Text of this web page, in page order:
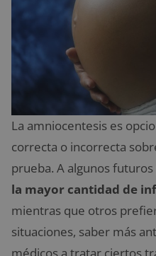
La amniocentesis es
correcta o incorrecta
prueba. A algunos
la mayor cantidad de
mientras que otros
situaciones, saber más